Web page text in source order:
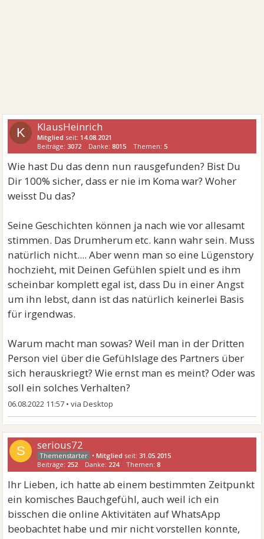
K KlausHeinrich
Mitglied seit: 14.08.2021
Beiträge: 3072 Danke:8015 Themen: 5
Wie hast Du das denn nun rausgefunden? Bist Du
Dir 100% sicher, dass er nie im Koma war? Woher
weisst Du das?
Seine Geschichten können ja nach wie vor allesamt
stimmen. Das Drumherum etc. kann wahr sein. Muss
natürlich nicht.... Aber wenn man so eine Lügenstory
hochzieht, mit Deinen Gefühlen spielt und es ihm
scheinbar komplett egal ist, dass Du in einer Angst
um ihn lebst, dann ist das natürlich keinerlei Basis
für irgendwas.
Warum macht man sowas? Weil man in der Dritten
Person viel über die Gefühlslage des Partners über
sich herauskriegt? Wie ernst man es meint? Oder was
soll ein solches Verhalten?
06.08.2022 11:57 •
S serious72
•Mitglied seit: 31.05.2015
Beiträge: 252 Danke: 224 Themen:8
Ihr Lieben, ich hatte ab einem bestimmten Zeitpunkt
ein komisches Bauchgefühl, auch weil ich ein
bisschen die online Aktivitäten auf WhatsApp
beobachtet habe und mir nicht vorstellen konnte,